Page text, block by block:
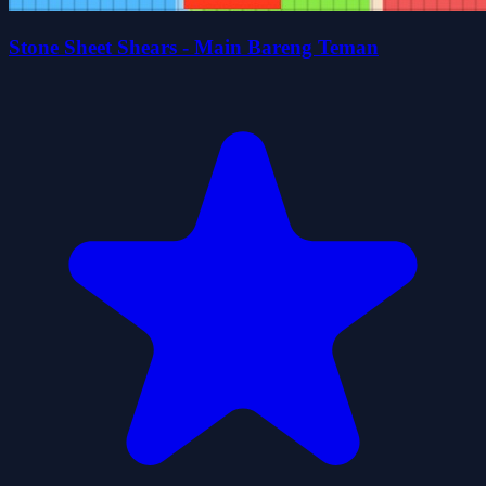
Stone Sheet Shears - Main Bareng Teman